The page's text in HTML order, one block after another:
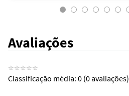
Avaliações
☆☆☆☆☆
Classificação média: 0 (0 avaliações)